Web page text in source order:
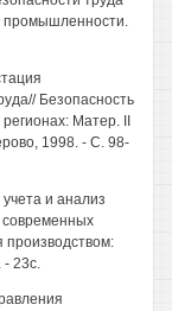
промышленности.
Безопасность
Матер. II
1998. - С. 98-
и анализ
современных
производством:
- 23с.